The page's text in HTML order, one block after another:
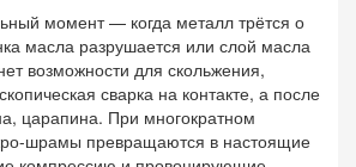
момент — когда металл трётся о
масла разрушается или слой масла
возможности для скольжения,
сварка на контакте, а после
царапина. При многократном
шрамы превращаются в настоящие